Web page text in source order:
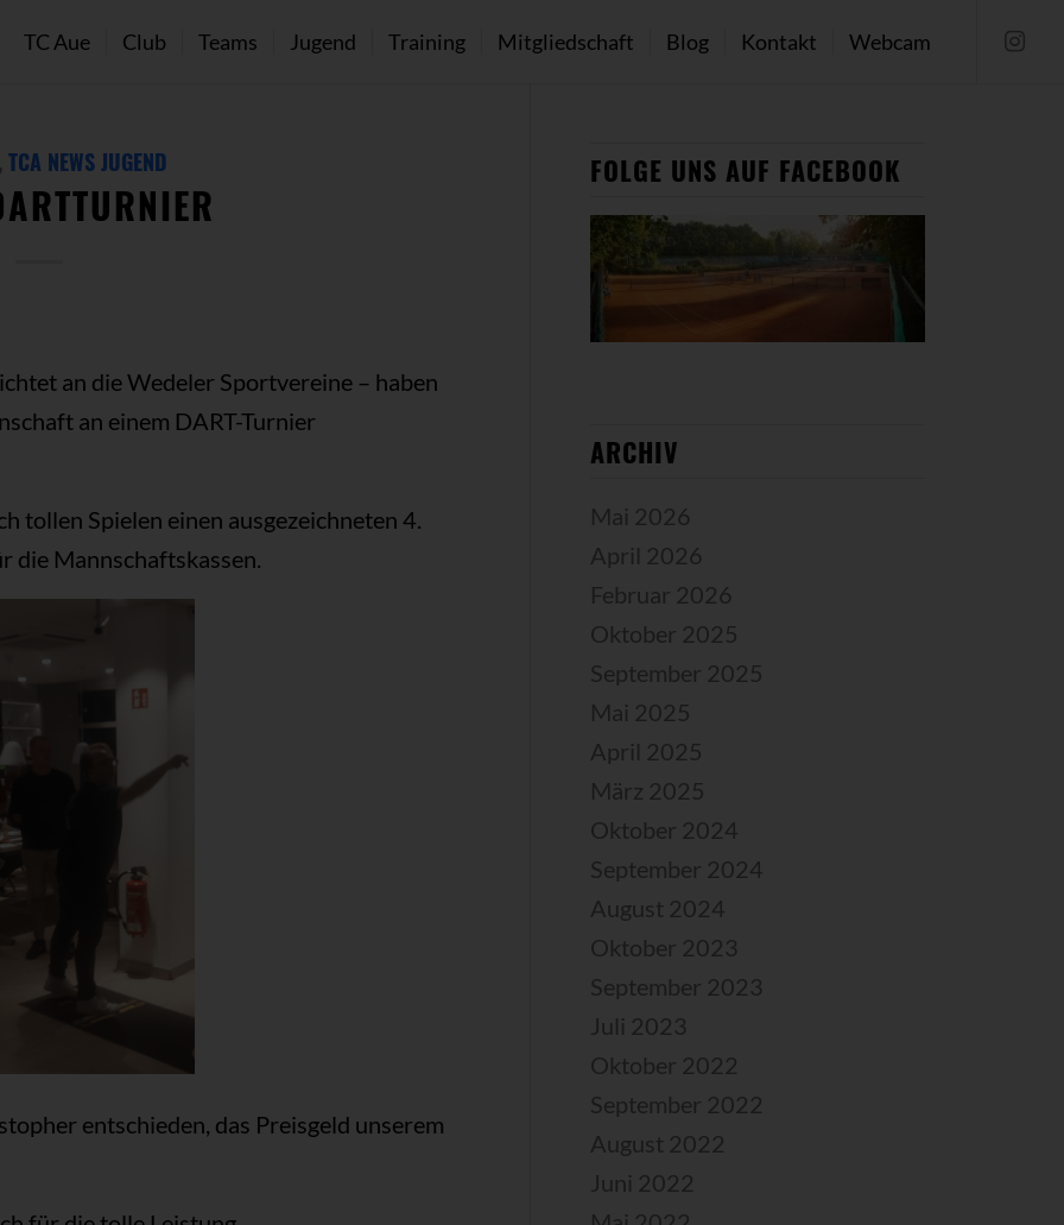
TC Aue Club Teams Jugend Training Mitgliedschaft Blog Kontakt Webcam
TCA NEWS JUGEND
an die Wedeler Sportvereine – haben
an einem DART-Turnier
tollen Spielen einen ausgezeichneten 4.
die Mannschaftskassen.
entschieden, das Preisgeld unserem
FOLGE UNS AUF FACEBOOK
ARCHIV
Mai 2026
April 2026
Februar 2026
Oktober 2025
September 2025
Mai 2025
April 2025
März 2025
Oktober 2024
September 2024
August 2024
Oktober 2023
September 2023
Juli 2023
Oktober 2022
September 2022
August 2022
Juni 2022